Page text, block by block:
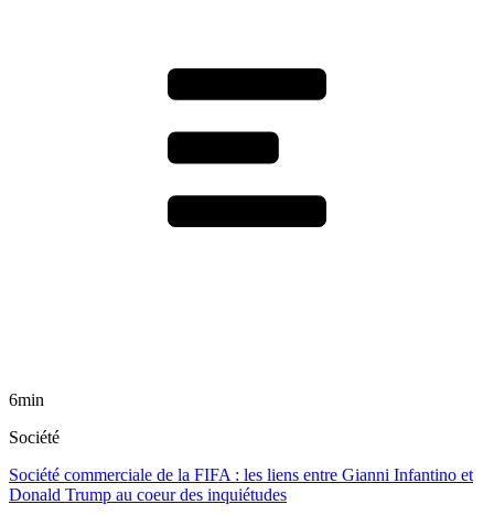
6min
Société
Société commerciale de la FIFA : les liens entre Gianni Infantino et
Donald Trump au coeur des inquiétudes